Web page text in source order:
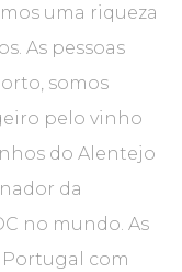
uma riqueza
As pessoas
somos
pelo vinho
do Alentejo
da
no mundo. As
Portugal com